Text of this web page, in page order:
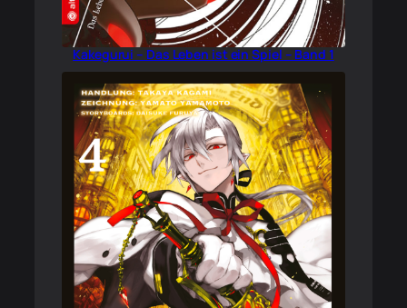
Kakegurui – Das Leben ist ein Spiel – Band 1